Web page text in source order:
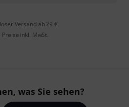
Versand ab 29 €
Preise inkl. MwSt.
was Sie sehen?